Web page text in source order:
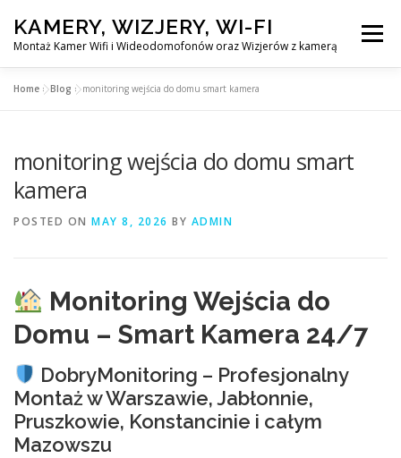
content
KAMERY, WIZJERY, WI-FI
Montaż Kamer Wifi i Wideodomofonów oraz Wizjerów z kamerą
Menu
MONTAŻ WIDEDOMOFONÓW
KONTAKT
Home »Blog »monitoring wejścia do domu smart kamera
monitoring wejścia do domu smart
kamera
POSTED ON MAY 8, 2026 BY ADMIN
Monitoring Wejścia do
Domu – Smart Kamera 24/7
DobryMonitoring – Profesjonalny
Montaż w Warszawie, Jabłonnie,
Pruszkowie, Konstancinie i całym
Mazowszu